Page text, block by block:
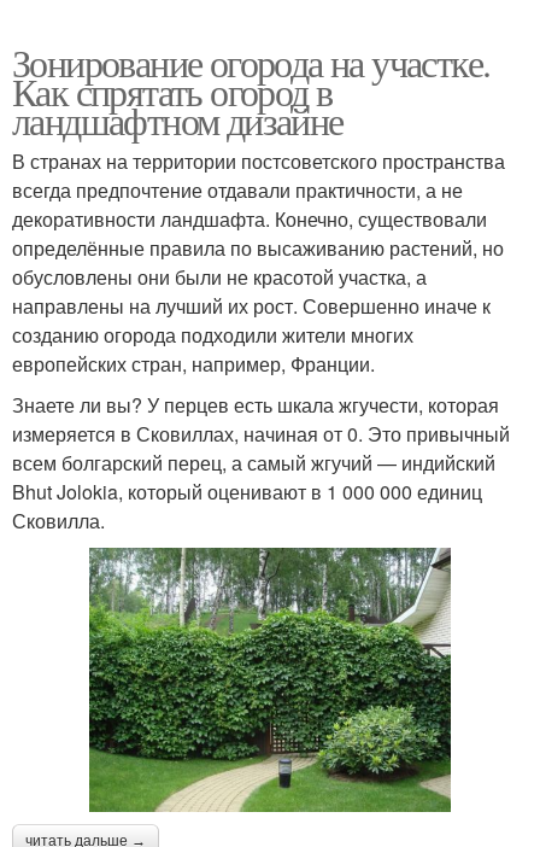
Зонирование огорода на участке.
Как спрятать огород в
ландшафтном дизайне
В странах на территории постсоветского пространства
всегда предпочтение отдавали практичности, а не
декоративности ландшафта. Конечно, существовали
определённые правила по высаживанию растений, но
обусловлены они были не красотой участка, а
направлены на лучший их рост. Совершенно иначе к
созданию огорода подходили жители многих
европейских стран, например, Франции.
Знаете ли вы? У перцев есть шкала жгучести, которая
измеряется в Сковиллах, начиная от 0. Это привычный
всем болгарский перец, а самый жгучий — индийский
Bhut Jolokia, который оценивают в 1 000 000 единиц
Сковилла.
читать дальше →